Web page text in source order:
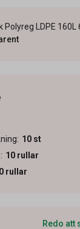
: 10 st
: 10 rullar
rullar
Redo att